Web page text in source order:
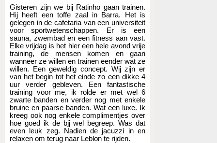
Gisteren zijn we bij Ratinho gaan trainen.
Hij heeft een toffe zaal in Barra. Het is
gelegen in de cafetaria van een universiteit
voor sportwetenschappen. Er is een
sauna, zwembad en een fitness aan vast.
Elke vrijdag is het hier een hele avond vrije
training, de mensen komen en gaan
wanneer ze willen en trainen eender wat ze
willen. Een geweldig concept. Wij zijn er
van het begin tot het einde zo een dikke 4
uur verder gebleven. Een fantastische
training voor me, ik rolde er met wel 6
zwarte banden en verder nog met enkele
bruine en paarse banden. Wat een luxe. Ik
kreeg ook nog enkele complimentjes over
hoe goed ik de bjj wel begreep. Was dat
even leuk zeg. Nadien de jacuzzi in en
relaxen om terug naar Leblon te rijden.